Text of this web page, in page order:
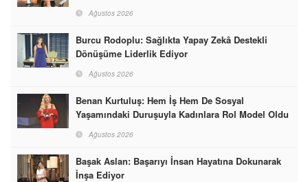
Ağustos 2026
Burcu Rodoplu: Sağlıkta Yapay Zekâ Destekli
Dönüşüme Liderlik Ediyor
Ağustos 2026
Benan Kurtuluş: Hem İş Hem De Sosyal
Yaşamındaki Duruşuyla Kadınlara Rol Model Oldu
Ağustos 2026
Başak Aslan: Başarıyı İnsan Hayatına Dokunarak
İnşa Ediyor